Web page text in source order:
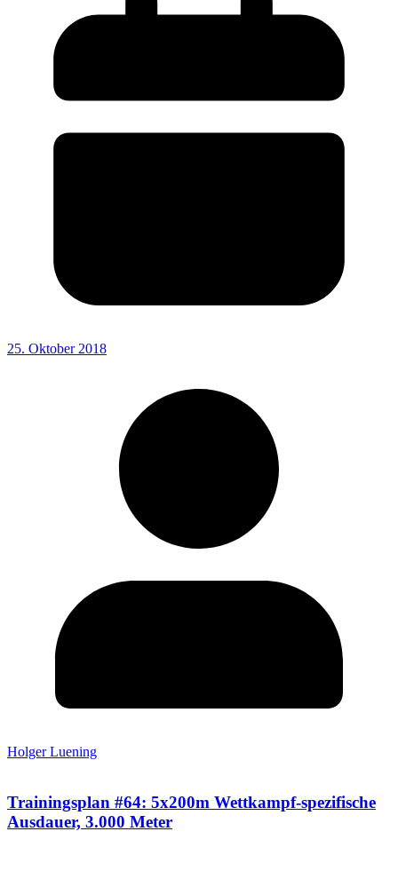
25. Oktober 2018
Holger Luening
Trainingsplan #64: 5x200m Wettkampf-spezifische
Ausdauer, 3.000 Meter